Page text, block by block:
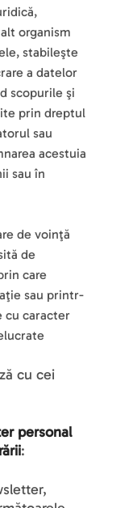
organism
stabileşte
a datelor
scopurile şi
prin dreptul
sau
acestuia
sau în
de voinţă
de
care
sau printr-
cu caracter
cu cei
personal
: